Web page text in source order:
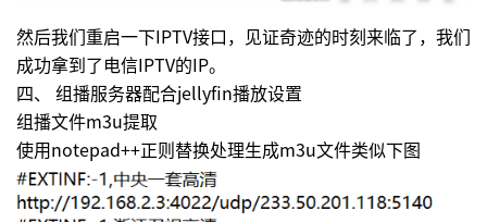
然后我们重启一下IPTV接口，见证奇迹的时刻来临了，我们
成功拿到了电信IPTV的IP。
四、 组播服务器配合jellyfin播放设置
组播文件m3u提取
使用notepad++正则替换处理生成m3u文件类似下图